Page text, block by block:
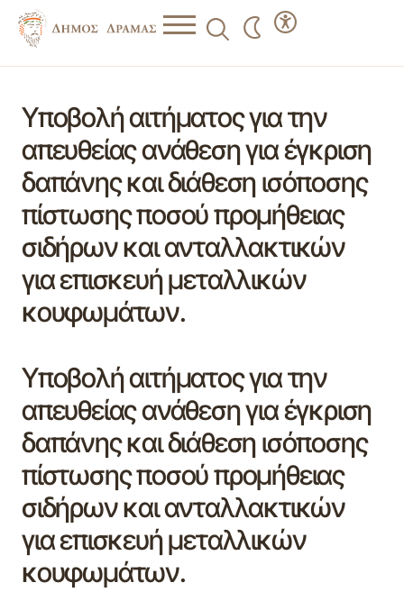
Υποβολή αιτήματος για την
απευθείας ανάθεση για έγκριση
δαπάνης και διάθεση ισόποσης
πίστωσης ποσού προμήθειας
σιδήρων και ανταλλακτικών
για επισκευή μεταλλικών
κουφωμάτων.
Υποβολή αιτήματος για την
απευθείας ανάθεση για έγκριση
δαπάνης και διάθεση ισόποσης
πίστωσης ποσού προμήθειας
σιδήρων και ανταλλακτικών
για επισκευή μεταλλικών
κουφωμάτων.